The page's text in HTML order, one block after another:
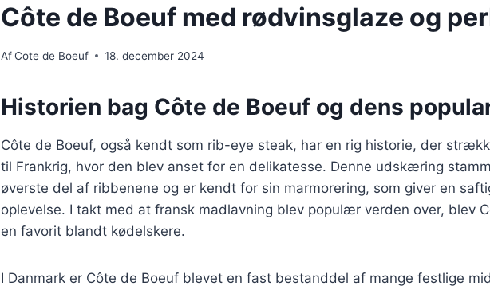
Côte de Boeuf med rødvinsglaze og
AfCote de Boeuf 18. december 2024
Historien bag Côte de Boeuf og dens
Côte de Boeuf, også kendt som rib-eye steak, har en rig historie, der
til Frankrig, hvor den blev anset for en delikatesse. Denne udskæring
øverste del af ribbenene og er kendt for sin marmorering, som giver en
oplevelse. I takt med at fransk madlavning blev populær verden over, blev
en favorit blandt kødelskere.
I Danmark er Côte de Boeuf blevet en fast bestanddel af mange festlige